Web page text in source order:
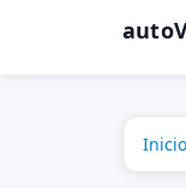
Inicio